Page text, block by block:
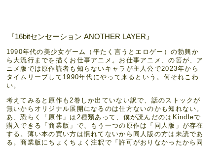
『16bitセンセーション ANOTHER LAYER』
1990年代の美少女ゲーム（平たく言うとエロゲー）の勃興か
ら大流行までを描くお仕事アニメ。お仕事アニメ、の筈が、ア
ニメ版では原作読者も知らないキャラが主人公で2023年から
タイムリープして1990年代にやって来るという。何それこわ
い。
考えてみると原作も2巻しか出ていない訳で、話のストックが
無いからオリジナル展開になるのは仕方ないのかも知れない。
あ、恐らく「原作」は2種類あって、僕が読んだのはKindleで
購入できる「商業版」で、もう一つの原作は「同人版」が存在
する。薄い本の買い方は慣れてないから同人版の方は未読であ
る。商業版にちょくちょく注釈で「許可がおりなかったから同